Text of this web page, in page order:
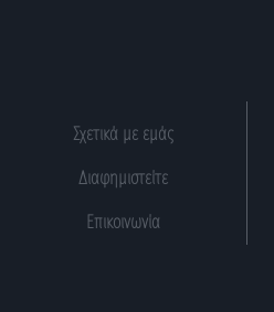
Σχετικά με εμάς
Διαφημιστείτε
Επικοινωνία